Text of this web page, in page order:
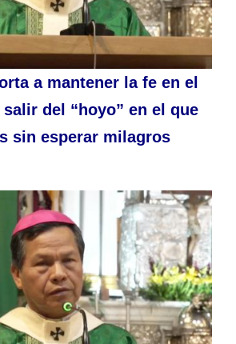
a mantener la fe en el
del “hoyo” en el que
sin esperar milagros